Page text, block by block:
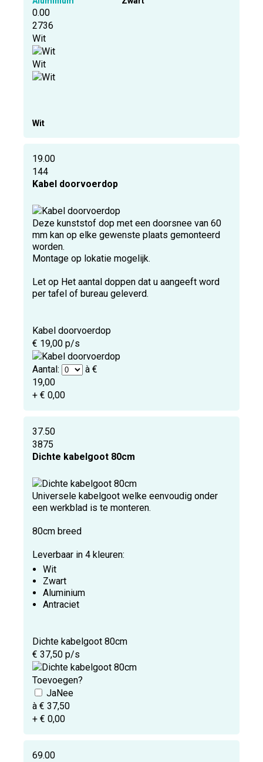
0.00
2736
Wit
Wit
Wit
19.00
144
Kabel doorvoerdop
Deze kunststof dop met een doorsnee van 60
mm kan op elke gewenste plaats gemonteerd
worden.
Montage op lokatie mogelijk.
Let op Het aantal doppen dat u aangeeft word
per tafel of bureau geleverd.
Kabel doorvoerdop
€ 19,00 p/s
Aantal:
à €
19,00
+ € 0,00
37.50
3875
Dichte kabelgoot 80cm
Universele kabelgoot welke eenvoudig onder
een werkblad is te monteren.
80cm breed
Leverbaar in 4 kleuren:
Wit
Zwart
Aluminium
Antraciet
Dichte kabelgoot 80cm
€ 37,50 p/s
Toevoegen?
à € 37,50
+ € 0,00
69.00